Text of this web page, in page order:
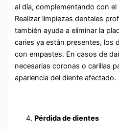
al día, complementando con el
Realizar limpiezas dentales
también ayuda a eliminar la
caries ya están presentes, los
con empastes. En casos de
necesarias coronas o carillas
apariencia del diente afectado.
Pérdida de dientes